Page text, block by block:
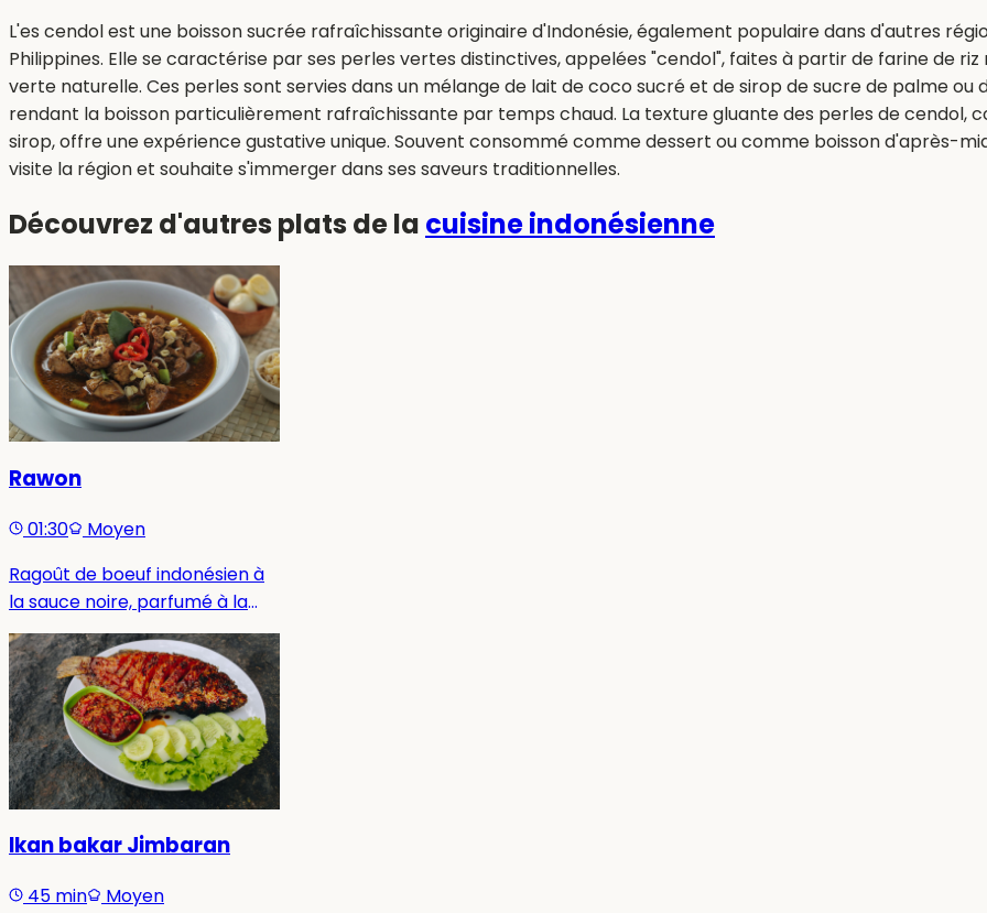
L'es cendol est une boisson sucrée rafraîchissante originaire d'Indonésie, également populaire dans d'autres
Philippines. Elle se caractérise par ses perles vertes distinctives, appelées "cendol", faites à partir de farine de
verte naturelle. Ces perles sont servies dans un mélange de lait de coco sucré et de sirop de sucre de palme
rendant la boisson particulièrement rafraîchissante par temps chaud. La texture gluante des perles de cendol,
sirop, offre une expérience gustative unique. Souvent consommé comme dessert ou comme boisson d'après-
visite la région et souhaite s'immerger dans ses saveurs traditionnelles.
Découvrez d'autres plats de la cuisineindonésienne
Rawon
01:30
Moyen
Ragoût de boeuf indonésien à
la sauce noire, parfumé à la
pâte de keluak et servi avec
du riz blanc.
Ikan bakar Jimbaran
45 min Moyen